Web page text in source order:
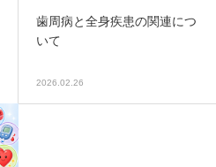
歯周病と全身疾患の関連につ
いて
2026.02.26